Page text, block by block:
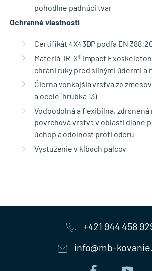
pohodlne padnúci tvar
Ochranné vlastnosti
Certifikát 4X43DP podľa EN
Materiál IR-X® Impact
chráni ruky pred silnými údermi a
Čierna vonkajšia vrstva zo
a ocele (hrúbka 13)
Vodoodolná a flexibilná,
povrchová vrstva v oblasti dlane
úchop a odolnosť proti oderu
Vystuženie v kĺboch palcov
+421 944 458
info@mb-